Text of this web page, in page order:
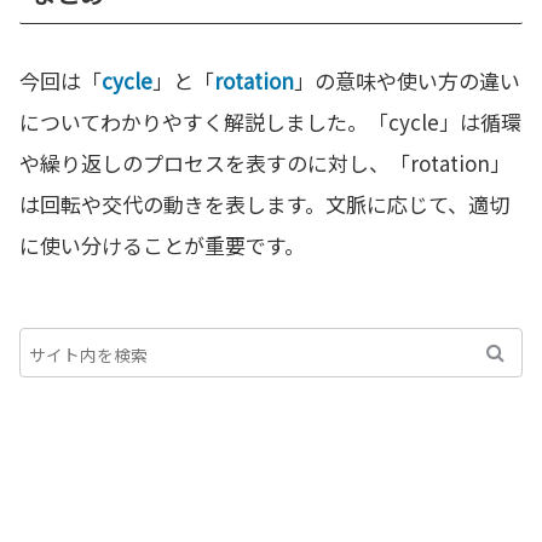
今回は「cycle」と「rotation」の意味や使い方の違い
についてわかりやすく解説しました。「cycle」は循環
や繰り返しのプロセスを表すのに対し、「rotation」
は回転や交代の動きを表します。文脈に応じて、適切
に使い分けることが重要です。